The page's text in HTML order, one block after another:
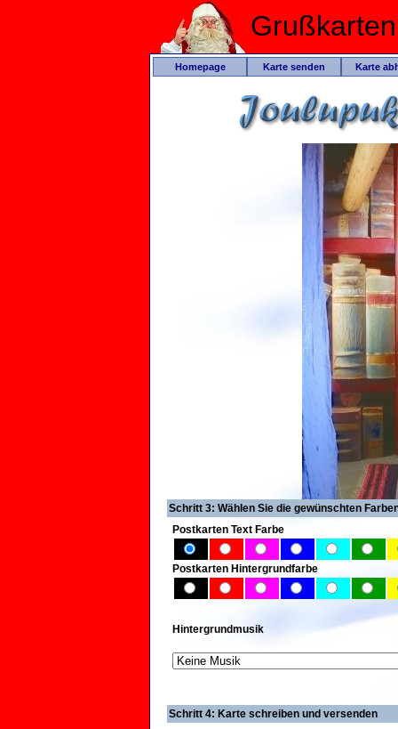
Homepage Karte senden Karte
Schritt 3: Wählen Sie die gewünschten
Postkarten Text Farbe
Postkarten Hintergrundfarbe
Hintergrundmusik
Schritt 4: Karte schreiben und versenden